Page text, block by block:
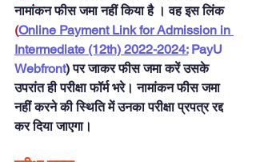
नामांकन फीस जमा नहीं किया है । वह इस लिंक
(Online Payment Link for Admission in
Intermediate (12th) 2022-2024: PayU
Webfront) पर जाकर फीस जमा करें उसके
उपरांत ही परीक्षा फॉर्म भरे। नामांकन फीस जमा
नहीं करने की स्थिति में उनका परीक्षा प्रपत्र रद्द
कर दिया जाएगा।